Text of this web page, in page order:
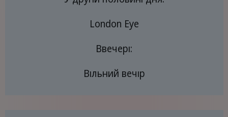
London Eye
Ввечері:
Вільний вечір